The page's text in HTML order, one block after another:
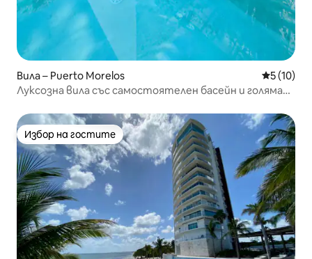
Вила – Puerto Morelos Средна
5 (10)
Луксозна вила със самостоятелен басейн и голяма
Избор на гостите
Избор на гостите